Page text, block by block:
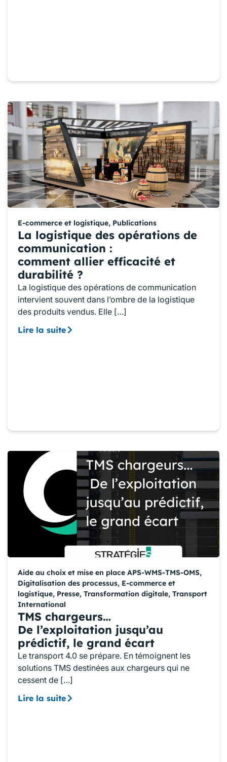
E-commerce et logistique, Publications
La logistique des opérations de
communication :
comment allier efficacité et
durabilité ?
La logistique des opérations de communication
intervient souvent dans l’ombre de la logistique
des produits vendus. Elle […]
Lire la suite
Aide au choix et mise en place APS-WMS-TMS-OMS,
Digitalisation des processus, E-commerce et
logistique, Presse, Transformation digitale, Transport
International
TMS chargeurs…
De l’exploitation jusqu’au
prédictif, le grand écart
Le transport 4.0 se prépare. En témoignent les
solutions TMS destinées aux chargeurs qui ne
cessent de […]
Lire la suite